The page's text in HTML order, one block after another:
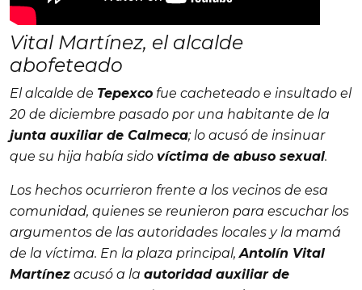
Vital Martínez, el alcalde
abofeteado
El alcalde de Tepexco fue cacheteado e insultado el
20 de diciembre pasado por una habitante de la
junta auxiliar de Calmeca; lo acusó de insinuar
que su hija había sido víctima de abuso sexual.
Los hechos ocurrieron frente a los vecinos de esa
comunidad, quienes se reunieron para escuchar los
argumentos de las autoridades locales y la mamá
de la víctima. En la plaza principal,Antolín Vital
Martínez acusó a la autoridad auxiliar de